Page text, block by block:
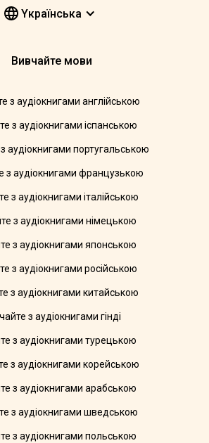
Yкраїнська
Вивчайте мови
з аудіокнигами англійською
з аудіокнигами іспанською
аудіокнигами португальською
з аудіокнигами французькою
з аудіокнигами італійською
з аудіокнигами німецькою
з аудіокнигами японською
з аудіокнигами російською
з аудіокнигами китайською
з аудіокнигами гінді
з аудіокнигами турецькою
з аудіокнигами корейською
з аудіокнигами арабською
з аудіокнигами шведською
з аудіокнигами польською